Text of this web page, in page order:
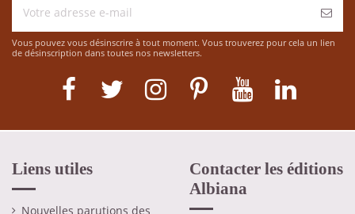
Vous pouvez vous désinscrire à tout moment. Vous trouverez pour cela un lien
de désinscription dans toutes nos newsletters.
Liens utiles
Nouvelles parutions des
Contacter les éditions
Albiana